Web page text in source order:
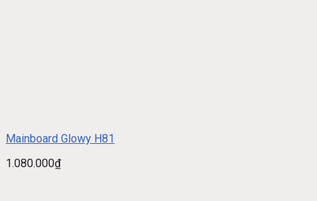
Mainboard Glowy H81
1.080.000₫